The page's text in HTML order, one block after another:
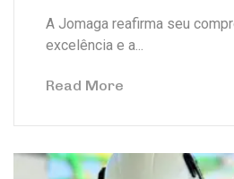
A Jomaga reafirma seu
excelência e a...
Read More